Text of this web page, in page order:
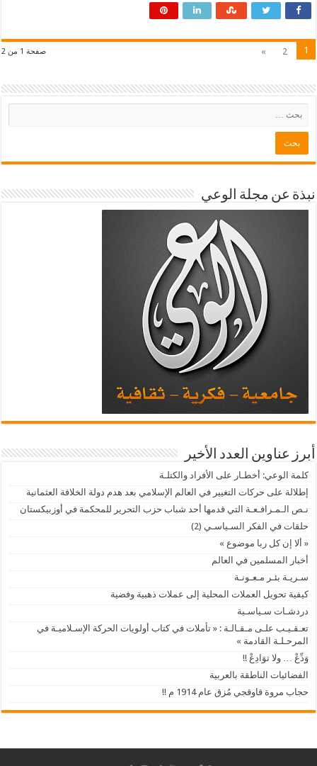
صفحة 1 من 2 1
2
»
نبذة عن مجلة الوعي
أبرز عناوين العدد الأخير
كلمة الوعي: أخطـار على الأفراد والكتلـة
إطلالة على حركات التغيير في العالم الإسلامي بعد هدم دولة الخلافة العثمانية
نـص الـمـرافـعـة التي قدمها أحد شباب حزب التحرير للمحكمة في أوزبيكستان
حلقات في الفكر السـياسـي (2)
« ألا إن كل ربا موضوع »
أخبار المسلمين في العالم
سـريـة بئـر مـعـونـة
كيفية تحويل العملات المحلية إلى عملات ذهبية وفضية
دردشـات سـياسـية
تعـقـيـب علـى مـقـالـة : « تأملات في كتاب أولويات الحركة الإسـلاميـة في
المرحـلـة القادمة »
وَدِّعْ … ولا توَادِعْ !!
الفضائيات الناطقة بالعربية
حجاب مروة قاوقجي مُزق عام 1914 م !!